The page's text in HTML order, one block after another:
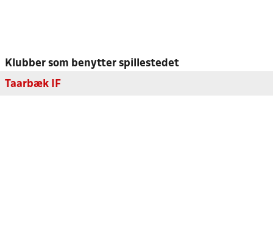
Klubber som benytter spillestedet
Taarbæk IF